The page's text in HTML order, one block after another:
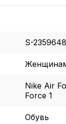
S-2359648
Nike Air
Force 1
Обувь